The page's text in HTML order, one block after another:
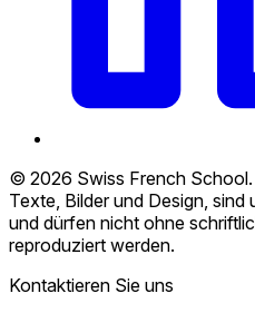
© 2026 Swiss French
Texte, Bilder und Design,
und dürfen nicht ohne
reproduziert werden.
Kontaktieren Sie uns